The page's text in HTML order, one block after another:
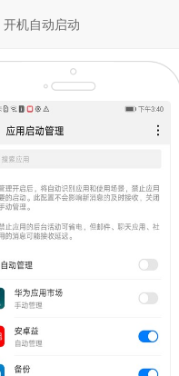
开机自动启动